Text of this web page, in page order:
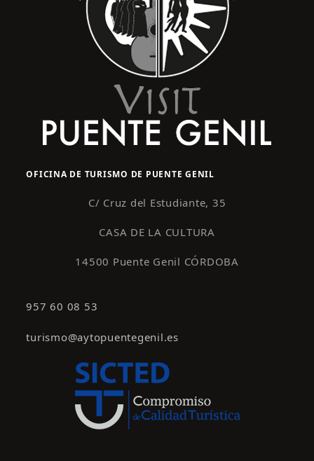
OFICINA DE TURISMO DE PUENTE GENIL
C/ Cruz del Estudiante, 35
CASA DE LA CULTURA
14500 Puente Genil CÓRDOBA
957 60 08 53
turismo@aytopuentegenil.es